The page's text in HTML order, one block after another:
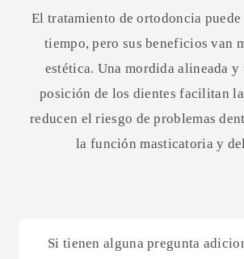
El tratamiento de ortodoncia
tiempo, pero sus beneficios van
estética. Una mordida alineada y
posición de los dientes facilitan
reducen el riesgo de problemas
la función masticatoria y
Si tienen alguna pregunta